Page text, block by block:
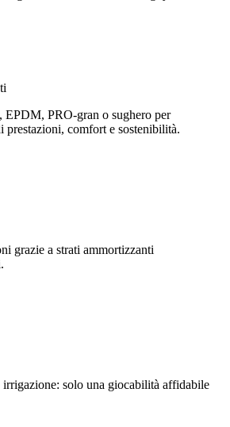
EPDM, PRO-gran o sughero per
comfort e sostenibilità.
grazie a strati ammortizzanti
solo una giocabilità affidabile